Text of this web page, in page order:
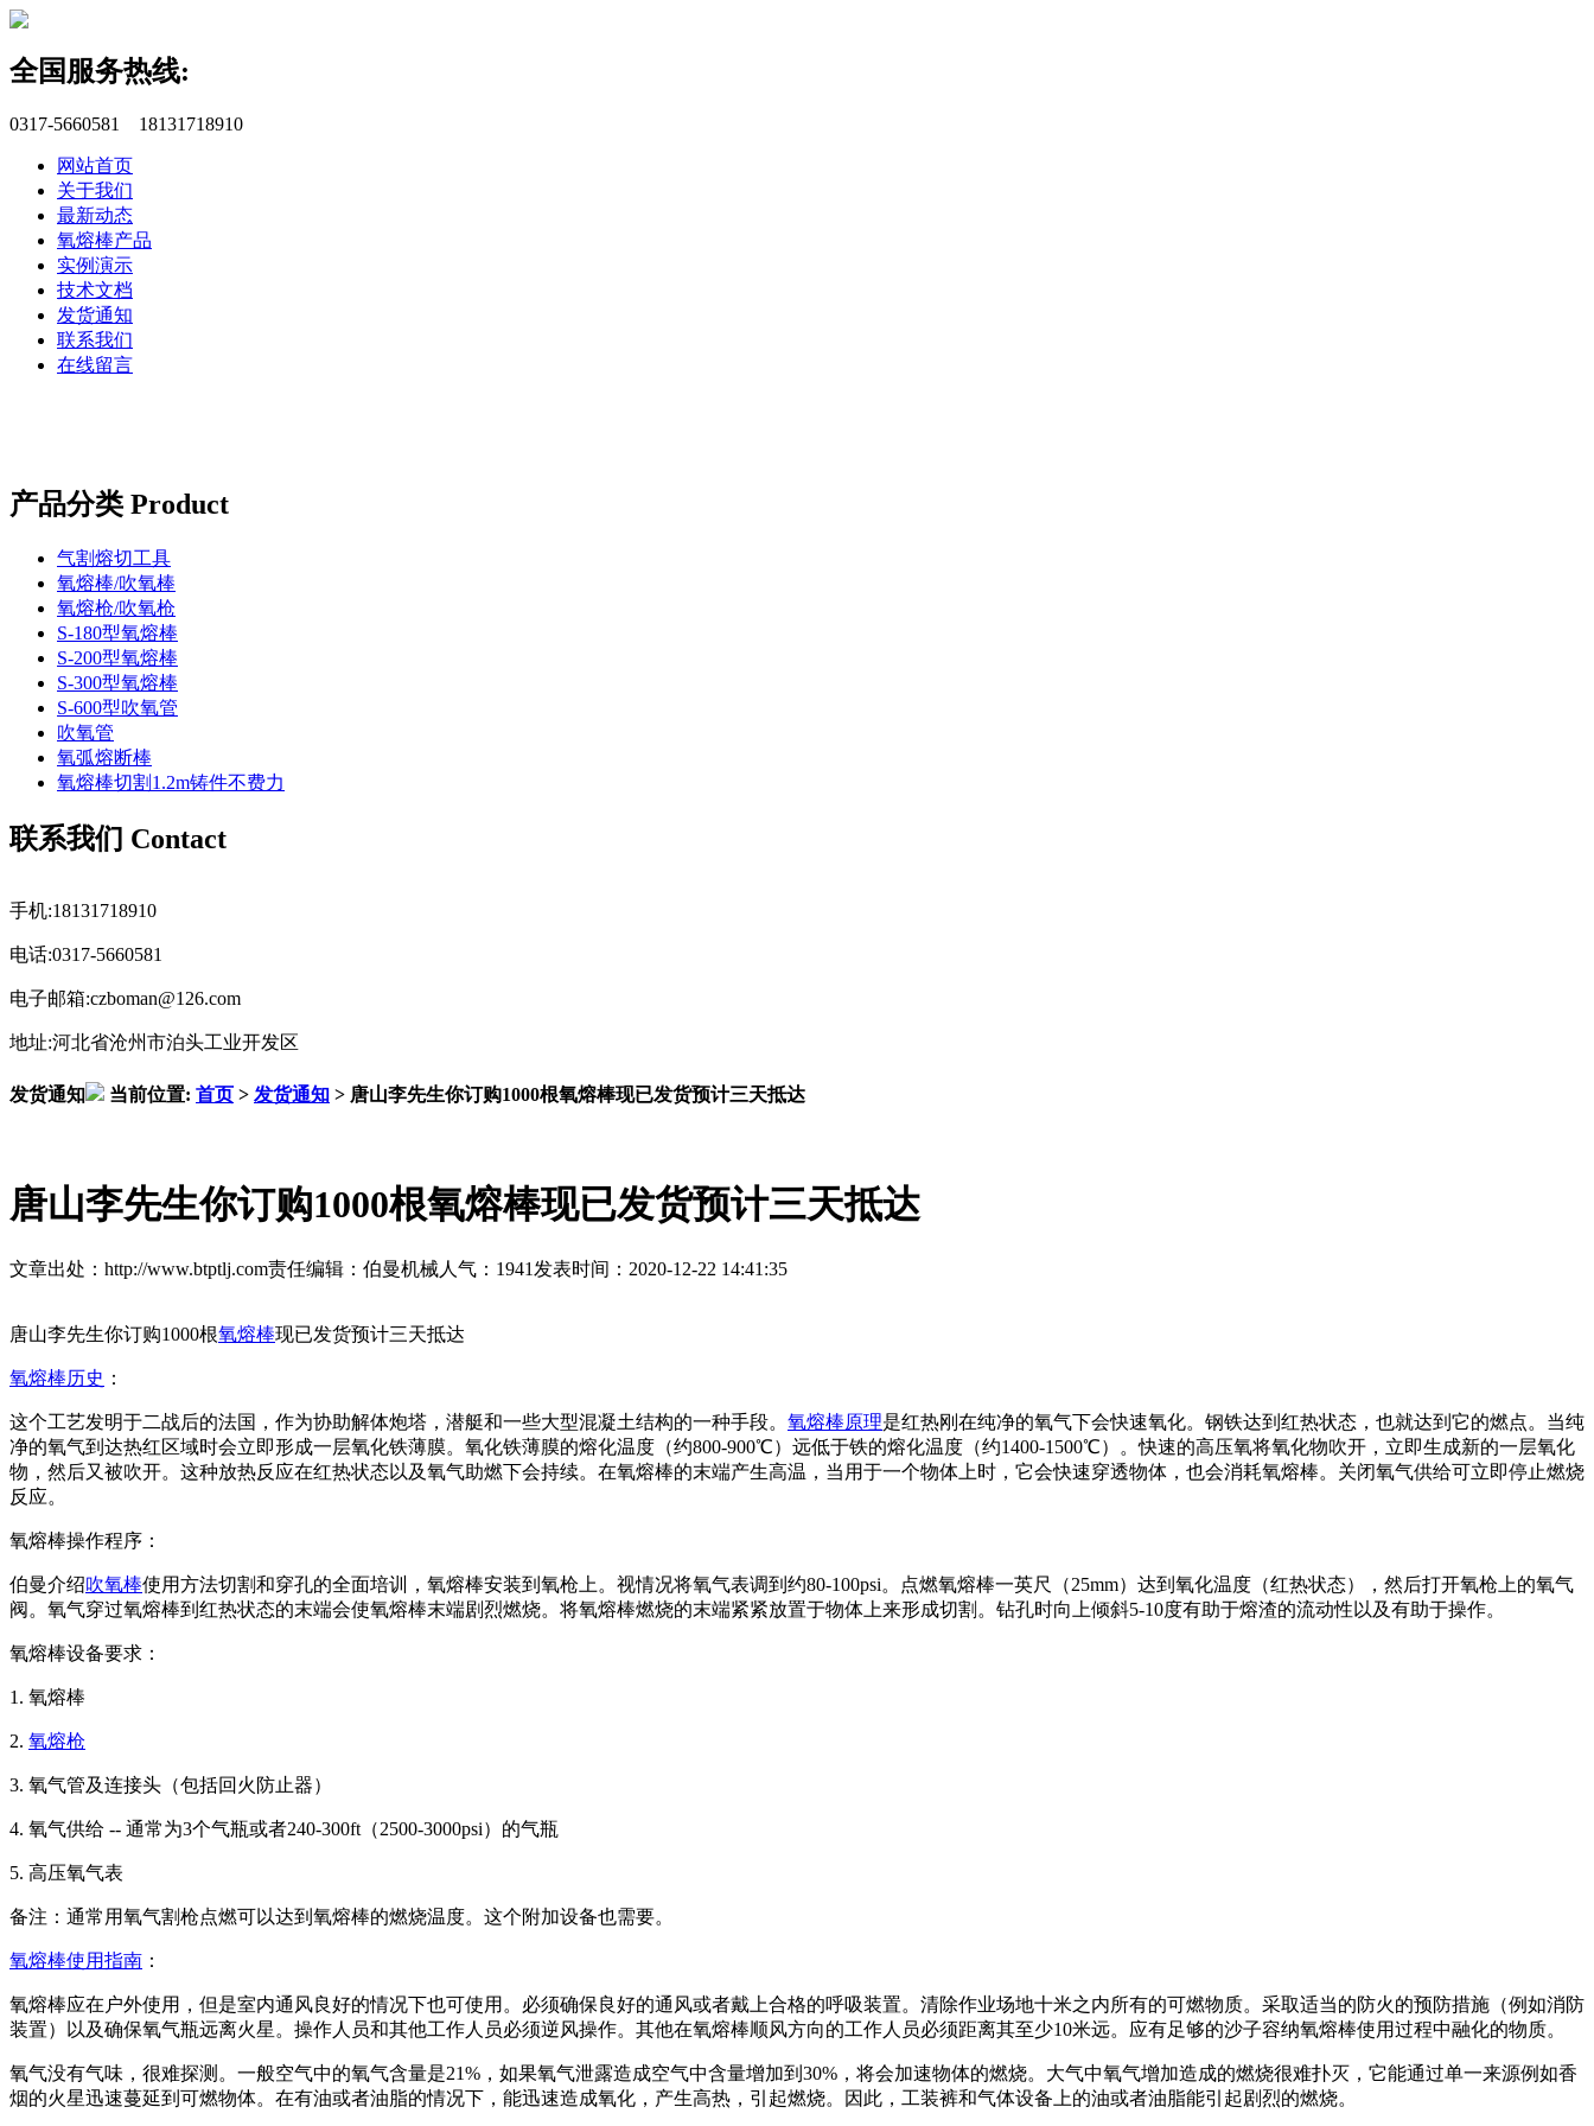
全国服务热线:
0317-5660581 18131718910
网站首页
关于我们
最新动态
氧熔棒产品
实例演示
技术文档
发货通知
联系我们
在线留言
产品分类 Product
气割熔切工具
氧熔棒/吹氧棒
氧熔枪/吹氧枪
S-180型氧熔棒
S-200型氧熔棒
S-300型氧熔棒
S-600型吹氧管
吹氧管
氧弧熔断棒
氧熔棒切割1.2m铸件不费力
联系我们 Contact
手机:18131718910
电话:0317-5660581
电子邮箱:czboman@126.com
地址:河北省沧州市泊头工业开发区
发货通知 当前位置: 首页 > 发货通知 > 唐山李先生你订购1000根氧熔棒现已发货预计三天抵达
唐山李先生你订购1000根氧熔棒现已发货预计三天抵达
文章出处：http://www.btptlj.com责任编辑：伯曼机械人气： 1941 发表时间：2020-12-22 14:41:35
唐山李先生你订购1000根氧熔棒现已发货预计三天抵达
氧熔棒历史 ：
这个工艺发明于二战后的法国，作为协助解体炮塔，潜艇和一些大型混凝土结构的一种手段。 氧熔棒原理是红热刚在纯净的氧气下会快速氧化。钢铁达到红热状态，也就达到它的燃点。当纯
净的氧气到达热红区域时会立即形成一层氧化铁薄膜。氧化铁薄膜的熔化温度（约800-900℃）远低于铁的熔化温度（约1400-1500℃）。快速的高压氧将氧化物吹开，立即生成新的一层氧化
物，然后又被吹开。这种放热反应在红热状态以及氧气助燃下会持续。在氧熔棒的末端产生高温，当用于一个物体上时，它会快速穿透物体，也会消耗氧熔棒。关闭氧气供给可立即停止燃烧
反应。
氧熔棒操作程序：
伯曼介绍吹氧棒使用方法切割和穿孔的全面培训，氧熔棒安装到氧枪上。视情况将氧气表调到约80-100psi。点燃氧熔棒一英尺（25mm）达到氧化温度（红热状态），然后打开氧枪上的氧气
阀。氧气穿过氧熔棒到红热状态的末端会使氧熔棒末端剧烈燃烧。将氧熔棒燃烧的末端紧紧放置于物体上来形成切割。钻孔时向上倾斜5-10度有助于熔渣的流动性以及有助于操作。
氧熔棒设备要求：
1. 氧熔棒
2. 氧熔枪
3. 氧气管及连接头（包括回火防止器）
4. 氧气供给 -- 通常为3个气瓶或者240-300ft（2500-3000psi）的气瓶
5. 高压氧气表
备注：通常用氧气割枪点燃可以达到氧熔棒的燃烧温度。这个附加设备也需要。
氧熔棒使用指南 ：
氧熔棒应在户外使用，但是室内通风良好的情况下也可使用。必须确保良好的通风或者戴上合格的呼吸装置。清除作业场地十米之内所有的可燃物质。采取适当的防火的预防措施（例如消防
装置）以及确保氧气瓶远离火星。操作人员和其他工作人员必须逆风操作。其他在氧熔棒顺风方向的工作人员必须距离其至少10米远。应有足够的沙子容纳氧熔棒使用过程中融化的物质。
氧气没有气味，很难探测。一般空气中的氧气含量是21%，如果氧气泄露造成空气中含量增加到30%，将会加速物体的燃烧。大气中氧气增加造成的燃烧很难扑灭，它能通过单一来源例如香
烟的火星迅速蔓延到可燃物体。在有油或者油脂的情况下，能迅速造成氧化，产生高热，引起燃烧。因此，工装裤和气体设备上的油或者油脂能引起剧烈的燃烧。